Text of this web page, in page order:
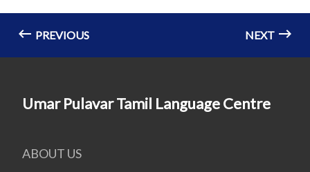
PREVIOUS NEXT
Umar Pulavar Tamil Language Centre
ABOUT US